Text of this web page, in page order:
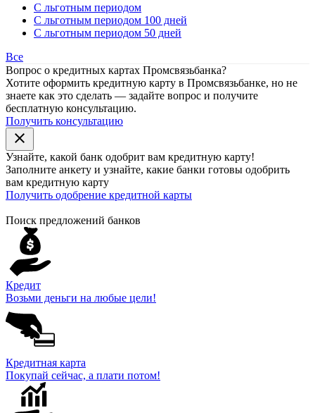
С льготным периодом
С льготным периодом 100 дней
С льготным периодом 50 дней
Все
Вопрос о кредитных картах Промсвязьбанка?
Хотите оформить кредитную карту в Промсвязьбанке, но не
знаете как это сделать — задайте вопрос и получите
бесплатную консультацию.
Получить консультацию
close
Узнайте, какой банк одобрит вам кредитную карту!
Заполните анкету и узнайте, какие банки готовы одобрить
вам кредитную карту
Получить одобрение кредитной карты
Поиск предложений банков
Кредит
Возьми деньги на любые цели!
Кредитная карта
Покупай сейчас, а плати потом!